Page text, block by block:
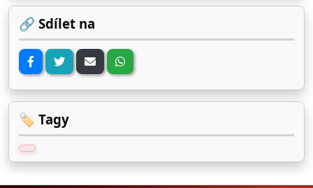
🔗 Sdílet na
🏷️ Tagy